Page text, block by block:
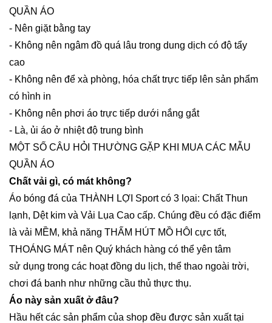
QUẦN ÁO
- Nên giặt bằng tay
- Không nên ngâm đồ quá lâu trong dung dịch có độ tẩy
cao
- Không nên để xà phòng, hóa chất trực tiếp lên sản phẩm
có hình in
- Không nên phơi áo trực tiếp dưới nắng gắt
- Là, ủi áo ở nhiệt độ trung bình
MỘT SỐ CÂU HỎI THƯỜNG GẶP KHI MUA CÁC MẪU
QUẦN ÁO
Chất vải gì, có mát không?
Áo bóng đá của THÀNH LỢI Sport có 3 lọai: Chất Thun
lạnh, Dệt kim và Vải Lụa Cao cấp. Chúng đều có đặc điểm
là vải MỀM, khả năng THẤM HÚT MỒ HÔI cực tốt,
THOÁNG MÁT nên Quý khách hàng có thể yên tâm
sử dụng trong các hoạt đồng du lịch, thể thao ngoài trời,
chơi đá banh như những cầu thủ thực thụ.
Áo này sản xuất ở đâu?
Hầu hết các sản phẩm của shop đều được sản xuất tại